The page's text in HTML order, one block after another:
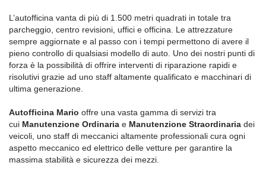
L’autofficina vanta di più di 1.500 metri quadrati in totale tra
parcheggio, centro revisioni, uffici e officina. Le attrezzature
sempre aggiornate e al passo con i tempi permettono di avere il
pieno controllo di qualsiasi modello di auto. Uno dei nostri punti di
forza è la possibilità di offrire interventi di riparazione rapidi e
risolutivi grazie ad uno staff altamente qualificato e macchinari di
ultima generazione.
Autofficina Mario offre una vasta gamma di servizi tra
cui Manutenzione Ordinaria e Manutenzione Straordinaria dei
veicoli, uno staff di meccanici altamente professionali cura ogni
aspetto meccanico ed elettrico delle vetture per garantire la
massima stabilità e sicurezza dei mezzi.